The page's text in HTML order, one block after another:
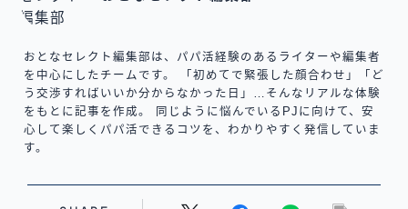
おとなセレクト編集部は、パパ活経験のあるライターや編集者
を中心にしたチームです。 「初めてで緊張した顔合わせ」「ど
う交渉すればいいか分からなかった日」…そんなリアルな体験
をもとに記事を作成。 同じように悩んでいるPJに向けて、安
心して楽しくパパ活できるコツを、わかりやすく発信していま
す。